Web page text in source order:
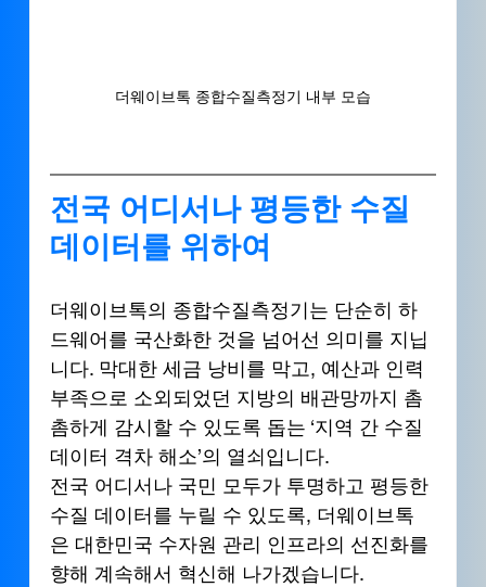
더웨이브톡 종합수질측정기 내부 모습
전국 어디서나 평등한 수질
데이터를 위하여
더웨이브톡의 종합수질측정기는 단순히 하
드웨어를 국산화한 것을 넘어선 의미를 지닙
니다. 막대한 세금 낭비를 막고, 예산과 인력
부족으로 소외되었던 지방의 배관망까지 촘
촘하게 감시할 수 있도록 돕는 ‘지역 간 수질
데이터 격차 해소’의 열쇠입니다.
전국 어디서나 국민 모두가 투명하고 평등한
수질 데이터를 누릴 수 있도록, 더웨이브톡
은 대한민국 수자원 관리 인프라의 선진화를
향해 계속해서 혁신해 나가겠습니다.